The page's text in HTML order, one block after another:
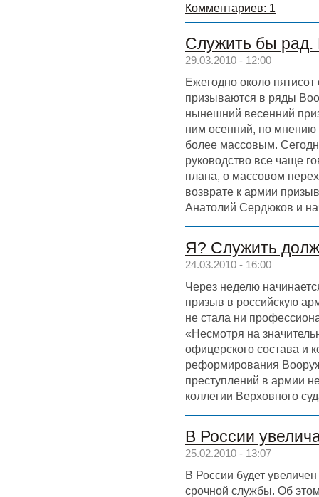
Комментариев: 1
Служить бы рад.
29.03.2010 - 12:00
Ежегодно около
призываются в ряды
нынешний весенний
ним осенний, по мнению
более массовым.
руководство все чаще
плана, о массовом
возврате к армии
Анатолий Сердюков и
Я? Служить
24.03.2010 - 16:00
Через неделю
призыв в российскую
не стала ни
«Несмотря на
офицерского состава и
реформирования
преступлений в армии
коллегии Верховного
В России
25.02.2010 - 13:07
В России будет
срочной службы. Об